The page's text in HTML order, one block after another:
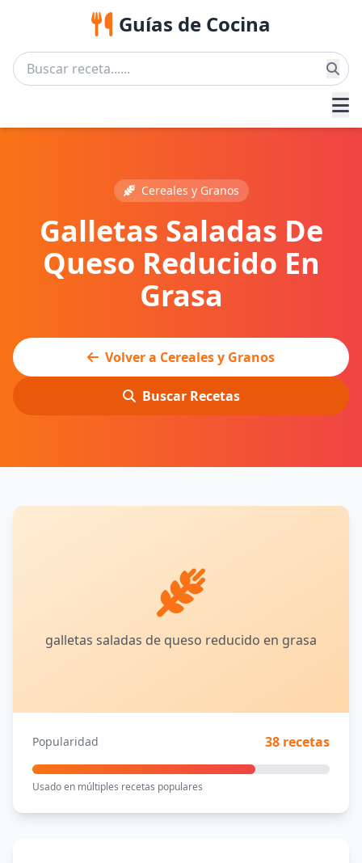
Guías de Cocina
Cereales y Granos
Galletas Saladas De
Queso Reducido En
Grasa
Volver a Cereales y Granos
Buscar Recetas
galletas saladas de queso reducido en grasa
Popularidad 38 recetas
Usado en múltiples recetas populares